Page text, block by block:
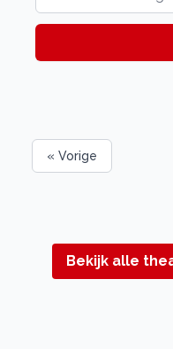
« Vorige
Bekijk alle